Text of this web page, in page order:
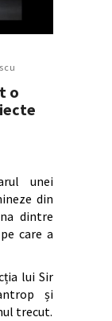
o
unei
din
dintre
care a
lui Sir
și
trecut.